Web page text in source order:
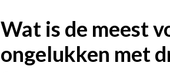
Wat is de meest
ongelukken met